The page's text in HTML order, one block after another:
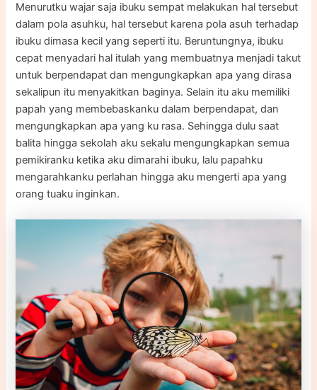
Menurutku wajar saja ibuku sempat melakukan hal tersebut
dalam pola asuhku, hal tersebut karena pola asuh terhadap
ibuku dimasa kecil yang seperti itu. Beruntungnya, ibuku
cepat menyadari hal itulah yang membuatnya menjadi takut
untuk berpendapat dan mengungkapkan apa yang dirasa
sekalipun itu menyakitkan baginya. Selain itu aku memiliki
papah yang membebaskanku dalam berpendapat, dan
mengungkapkan apa yang ku rasa. Sehingga dulu saat
balita hingga sekolah aku sekalu mengungkapkan semua
pemikiranku ketika aku dimarahi ibuku, lalu papahku
mengarahkanku perlahan hingga aku mengerti apa yang
orang tuaku inginkan.